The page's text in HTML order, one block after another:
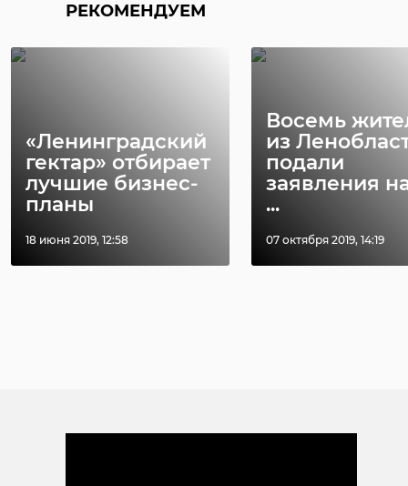
РЕКОМЕНДУЕМ
«Ленинградский
гектар» отбирает
лучшие бизнес-
планы
18 июня 2019, 12:58
Восемь
из
подали
заявления
...
07 октября 2019, 14:19